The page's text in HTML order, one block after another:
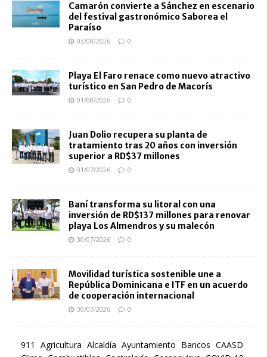
Camarón convierte a Sánchez en escenario
del festival gastronómico Saborea el
Paraíso
03/08/2026 0
Playa El Faro renace como nuevo atractivo
turístico en San Pedro de Macorís
01/08/2026 0
Juan Dolio recupera su planta de
tratamiento tras 20 años con inversión
superior a RD$37 millones
31/07/2026 0
Baní transforma su litoral con una
inversión de RD$137 millones para renovar
playa Los Almendros y su malecón
30/07/2026 0
Movilidad turística sostenible une a
República Dominicana e ITF en un acuerdo
de cooperación internacional
30/07/2026 0
911 Agricultura Alcaldía Ayuntamiento Bancos CAASD